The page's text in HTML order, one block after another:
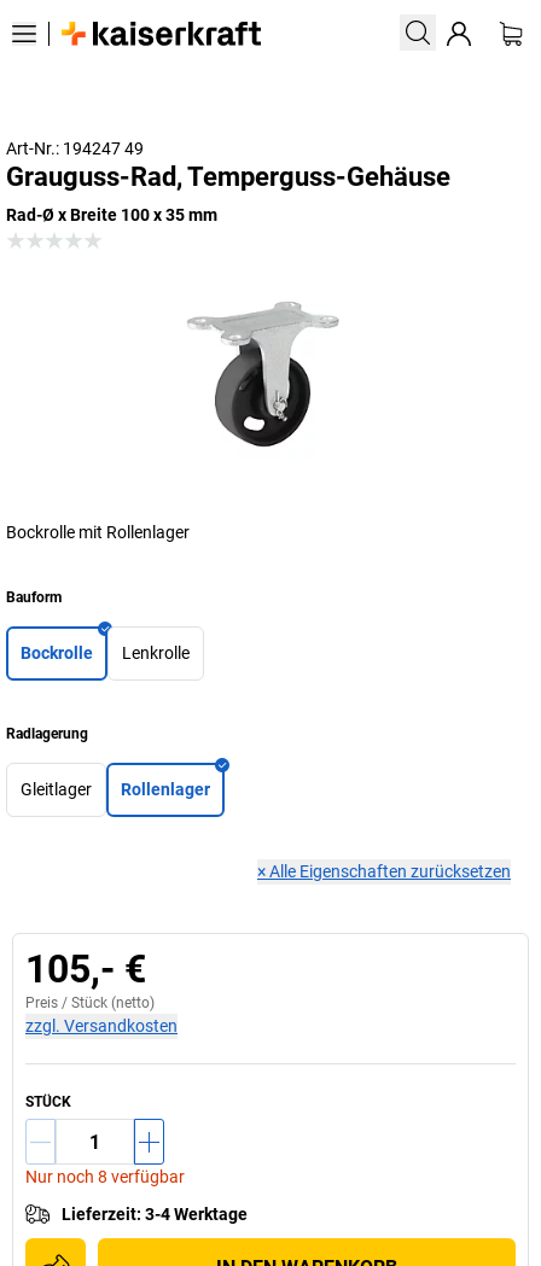
Art-Nr.: 194247 49
Grauguss-Rad, Temperguss-Gehäuse
Rad-Ø x Breite 100 x 35 mm
Bockrolle mit Rollenlager
Bauform
Bockrolle Lenkrolle
Radlagerung
Gleitlager Rollenlager
×Alle Eigenschaften zurücksetzen
105,- €
Preis / Stück (netto)
zzgl. Versandkosten
STÜCK
Nur noch 8 verfügbar
Lieferzeit: 3-4 Werktage